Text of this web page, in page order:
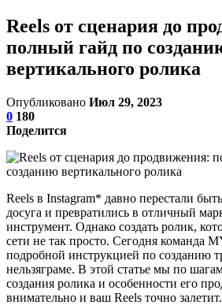
Reels от сценария до
полный гайд по
вертикального ролика
Опубликовано Июл 29, 2023
0 180
Поделится
Reels в Instagram* давно перестали
досуга и превратились в отличный
инструмент. Однако создать ролик,
сети не так просто. Сегодня команда
подробной инструкцией по созданию
нельзяграме. В этой статье мы по
создания ролика и особенности его
внимательно и ваш Reels точно залетит.